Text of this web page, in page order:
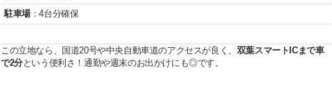
駐車場：4台分確保
この立地なら、国道20号や中央自動車道のアクセスが良く、 双葉スマートICまで車
で2分という便利さ！通勤や週末のお出かけにも◎です。